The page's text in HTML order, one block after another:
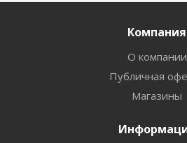
Компания
О компании
Публичная
Магазины